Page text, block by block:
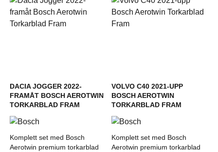
DACIA JOGGER 2022-
FRAMÅT BOSCH AEROTWIN
TORKARBLAD FRAM
Komplett set med Bosch
Aerotwin premium torkarblad
VOLVO C40 2021-UPP
BOSCH AEROTWIN
TORKARBLAD FRAM
Komplett set med Bosch
Aerotwin premium torkarblad